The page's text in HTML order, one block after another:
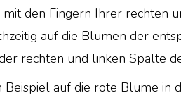
mit den Fingern Ihrer rechten
auf die Blumen der
rechten und linken Spalte
Beispiel auf die rote Blume in